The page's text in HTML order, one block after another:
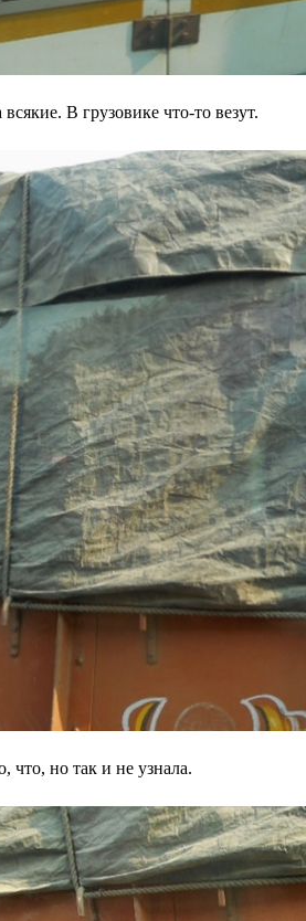
В грузовике что-то везут.
что, но так и не узнала.